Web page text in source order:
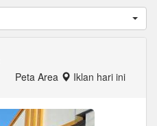
Peta Area Iklan hari ini